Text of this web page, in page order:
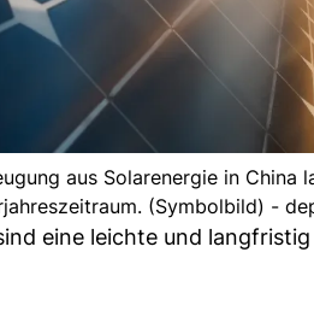
aus Solarenergie in
(Symbolbild) -
eine leichte und